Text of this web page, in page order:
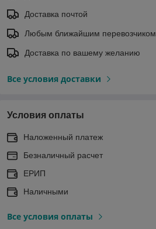
Доставка почтой
Любым ближайшим перевозчиком
Доставка по вашему желанию
Все условия доставки
Условия оплаты
Наложенный платеж
Безналичный расчет
ЕРИП
Наличными
Все условия оплаты